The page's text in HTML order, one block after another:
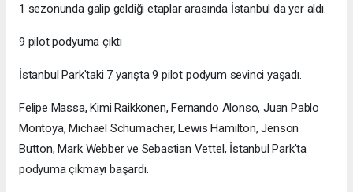
1 sezonunda galip geldiği etaplar arasında İstanbul da yer aldı.
9 pilot podyuma çıktı
İstanbul Park'taki 7 yarışta 9 pilot podyum sevinci yaşadı.
Felipe Massa, Kimi Raikkonen, Fernando Alonso, Juan Pablo
Montoya, Michael Schumacher, Lewis Hamilton, Jenson
Button, Mark Webber ve Sebastian Vettel, İstanbul Park'ta
podyuma çıkmayı başardı.